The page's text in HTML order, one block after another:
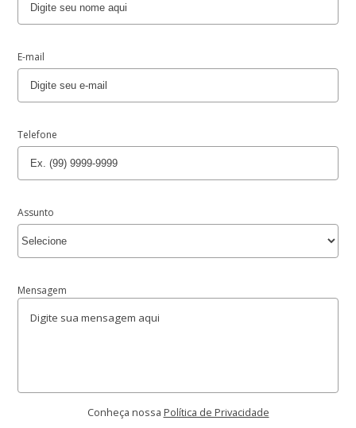
E-mail
Telefone
Assunto
Mensagem
Conheça nossa Política de Privacidade